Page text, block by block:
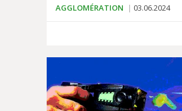
AGGLOMÉRATION 03.06.2024